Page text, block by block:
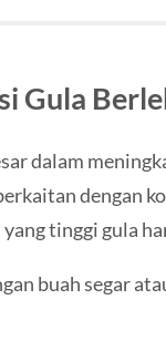
Gula
dalam
dengan
tinggi gula
buah segar